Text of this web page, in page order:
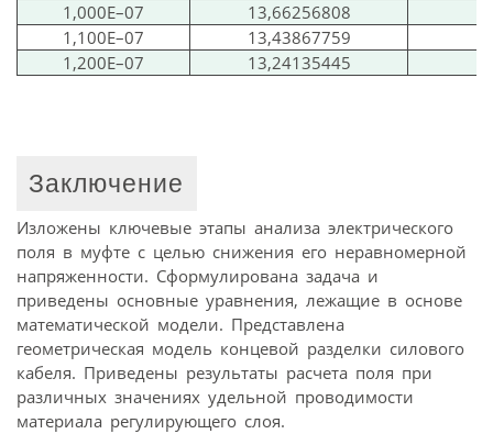
1,000E–07
13,66256808
1,100E–07
13,43867759
1,200E–07
13,24135445
Заключение
Изложены ключевые этапы анализа электрического
поля в муфте с целью снижения его неравномерной
напряженности. Сформулирована задача и
приведены основные уравнения, лежащие в основе
математической модели. Представлена
геометрическая модель концевой разделки силового
кабеля. Приведены результаты расчета поля при
различных значениях удельной проводимости
материала регулирующего слоя.